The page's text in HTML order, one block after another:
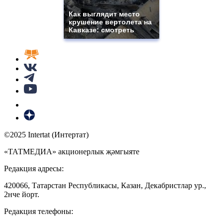
Как выглядит место
крушение вертолета на
Кавказе: смотреть
©2025 Intertat (Интертат)
«ТАТМЕДИА» акционерлык җәмгыяте
Редакция адресы:
420066, Татарстан Республикасы, Казан, Декабристлар ур.,
2нче йорт.
Редакция телефоны: